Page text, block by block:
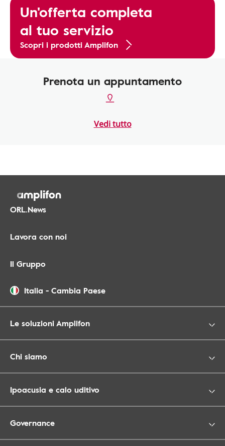
Un'offerta completa
al tuo servizio
Scopri i prodotti Amplifon
Prenota un appuntamento
Vedi tutto
ORL.News
Lavora con noi
Il Gruppo
Italia - Cambia Paese
Le soluzioni Amplifon
Chi siamo
Ipoacusia e calo uditivo
Governance